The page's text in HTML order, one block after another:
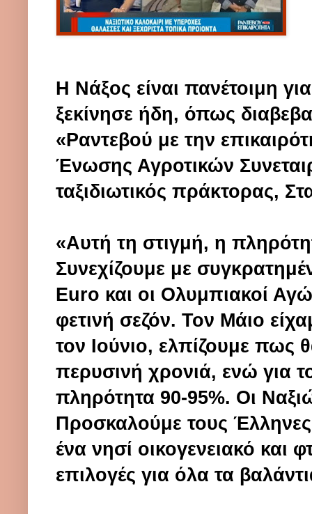
Η Νάξος είναι πανέτοιμη
ξεκίνησε ήδη, όπως
«Ραντεβού με την
Ένωσης Αγροτικών
ταξιδιωτικός πράκτορας,
«Αυτή τη στιγμή, η
Συνεχίζουμε με
Euro και οι Ολυμπιακοί
φετινή σεζόν. Τον Μάιο
τον Ιούνιο, ελπίζουμε πως
περυσινή χρονιά, ενώ για
πληρότητα 90-95%. Οι
Προσκαλούμε τους Έλληνες
ένα νησί οικογενειακό και
επιλογές για όλα τα